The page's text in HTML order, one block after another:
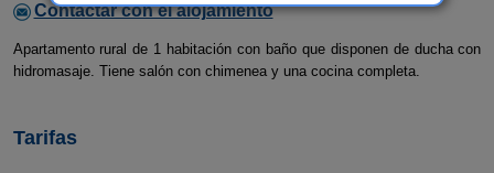
Contactar con el alojamiento
Apartamento rural de 1 habitación con baño que disponen de ducha con
hidromasaje. Tiene salón con chimenea y una cocina completa.
Tarifas